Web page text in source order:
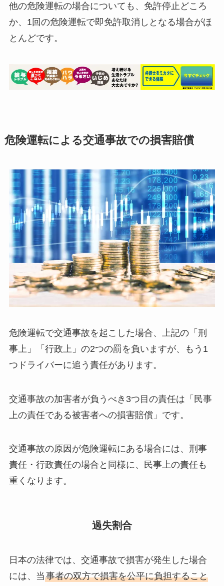
他の危険運転の場合についても、免許停止どころ
か、1回の危険運転で即免許取消しとなる場合がほ
とんどです。
危険運転による交通事故での損害賠償
危険運転で交通事故を起こした場合、上記の「刑
事上」「行政上」の2つの罰を負いますが、もう1
つドライバーに追う責任があります。
交通事故の加害者が負うべき3つ目の責任は「民事
上の責任である被害者への損害賠償」です。
交通事故の原因が危険運転にある場合には、刑事
責任・行政責任の場合と同様に、民事上の責任も
重くなります。
過失割合
日本の法律では、交通事故で損害が発生した場合
には、当事者の双方で損害を公平に負担すること